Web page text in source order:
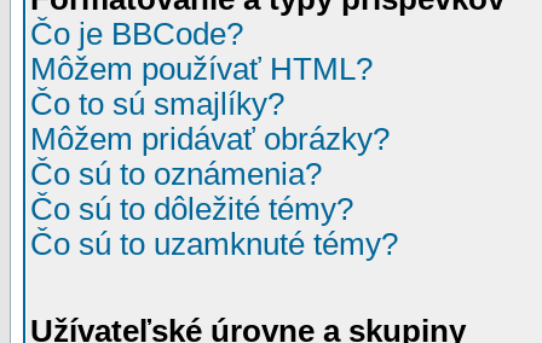
Čo je BBCode?
Môžem používať HTML?
Čo to sú smajlíky?
Môžem pridávať obrázky?
Čo sú to oznámenia?
Čo sú to dôležité témy?
Čo sú to uzamknuté témy?
Užívateľské úrovne a skupiny